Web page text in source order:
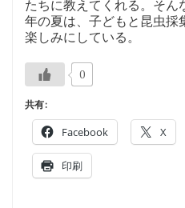
たちに教えてくれる。そ
年の夏は、子どもと昆虫採
楽しみにしている。
0
共有:
Facebook X
印刷